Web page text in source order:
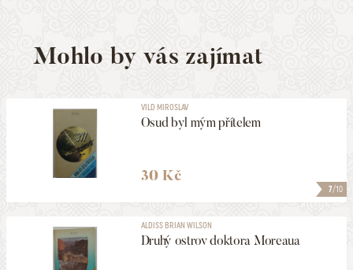
Mohlo by vás zajímat
7/10
VILD MIROSLAV
Osud byl mým přítelem
30 Kč
ALDISS BRIAN WILSON
Druhý ostrov doktora Moreaua